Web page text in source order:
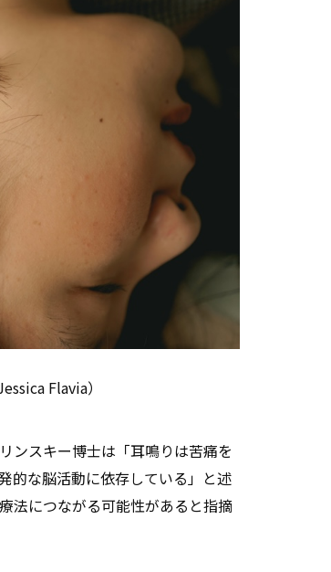
Flavia）
ンスキー博士は「耳鳴りは苦痛を
的な脳活動に依存している」と述
法につながる可能性があると指摘